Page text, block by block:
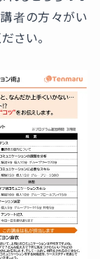
者の方々がい
さい。